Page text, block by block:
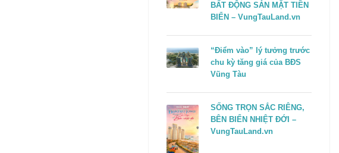
BẤT ĐỘNG SẢN MẶT TIỀN
BIỂN – VungTauLand.vn
“Điểm vào” lý tưởng trước
chu kỳ tăng giá của BĐS
Vũng Tàu
SỐNG TRỌN SẮC RIÊNG,
BÊN BIỂN NHIỆT ĐỚI –
VungTauLand.vn